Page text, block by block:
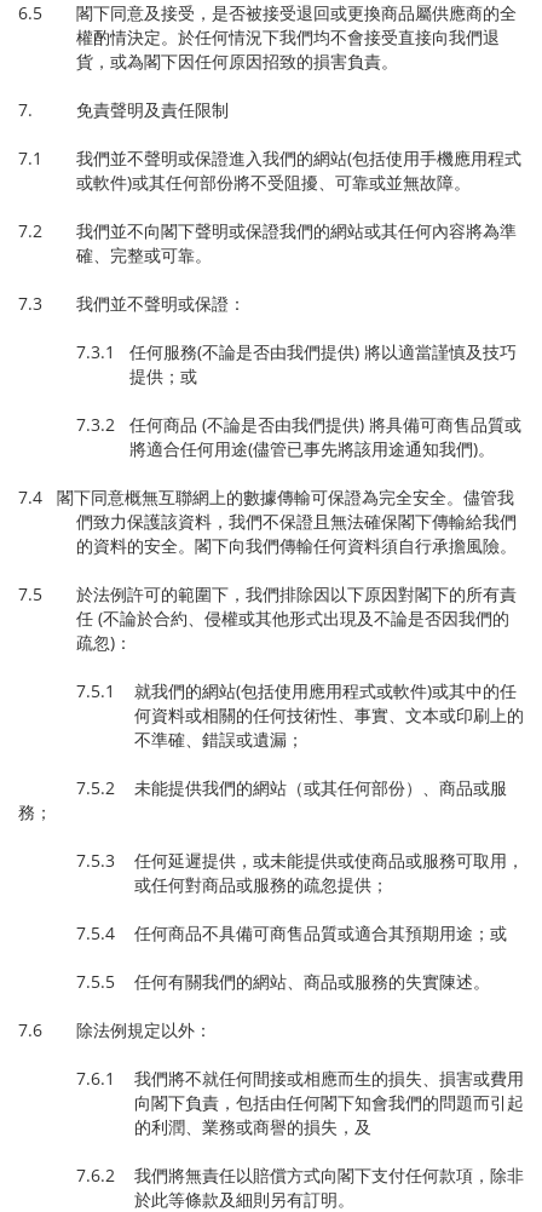
6.5 閣下同意及接受，是否被接受退回或更換商品屬供應商的全
權酌情決定。於任何情況下我們均不會接受直接向我們退
貨，或為閣下因任何原因招致的損害負責。
7. 免責聲明及責任限制
7.1 我們並不聲明或保證進入我們的網站(包括使用手機應用程式
或軟件)或其任何部份將不受阻擾、可靠或並無故障。
7.2 我們並不向閣下聲明或保證我們的網站或其任何內容將為準
確、完整或可靠。
7.3 我們並不聲明或保證：
7.3.1 任何服務(不論是否由我們提供) 將以適當謹慎及技巧
提供；或
7.3.2 任何商品 (不論是否由我們提供) 將具備可商售品質或
將適合任何用途(儘管已事先將該用途通知我們)。
7.4 閣下同意概無互聯網上的數據傳輸可保證為完全安全。儘管我
們致力保護該資料，我們不保證且無法確保閣下傳輸給我們
的資料的安全。閣下向我們傳輸任何資料須自行承擔風險。
7.5 於法例許可的範圍下，我們排除因以下原因對閣下的所有責
任 (不論於合約、侵權或其他形式出現及不論是否因我們的
疏忽)：
7.5.1 就我們的網站(包括使用應用程式或軟件)或其中的任
何資料或相關的任何技術性、事實、文本或印刷上的
不準確、錯誤或遺漏；
7.5.2 未能提供我們的網站（或其任何部份）、商品或服
務；
7.5.3 任何延遲提供，或未能提供或使商品或服務可取用，
或任何對商品或服務的疏忽提供；
7.5.4 任何商品不具備可商售品質或適合其預期用途；或
7.5.5 任何有關我們的網站、商品或服務的失實陳述。
7.6 除法例規定以外：
7.6.1 我們將不就任何間接或相應而生的損失、損害或費用
向閣下負責，包括由任何閣下知會我們的問題而引起
的利潤、業務或商譽的損失，及
7.6.2 我們將無責任以賠償方式向閣下支付任何款項，除非
於此等條款及細則另有訂明。